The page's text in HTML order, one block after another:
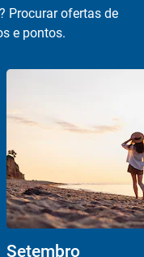
Procurar ofertas de
e pontos.
Setembro